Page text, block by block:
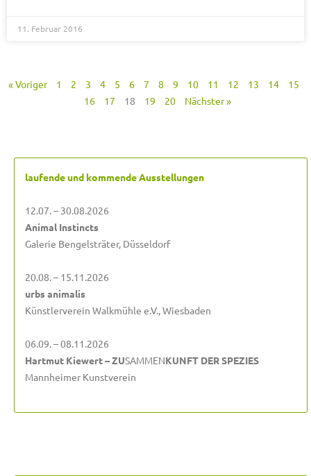
11. Februar 2016
« Voriger 1 2 3 4 5 6 7 8 9 10 11 12 13 14
15
16
17 18 19 20 Nächster »
laufende und kommende Ausstellungen
12.07. – 30.08.2026
Animal Instincts
Galerie Bengelsträter, Düsseldorf
20.08. – 15.11.2026
urbs animalis
Künstlerverein Walkmühle e.V., Wiesbaden
06.09. – 08.11.2026
Hartmut Kiewert – ZUSAMMENKUNFT DER SPEZIES
Mannheimer Kunstverein